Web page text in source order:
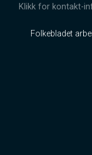
Klikk for kontakt-
Folkebladet